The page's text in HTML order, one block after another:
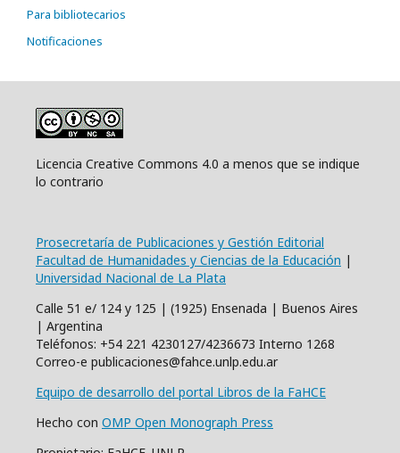
Para bibliotecarios
Notificaciones
Licencia Creative Commons 4.0 a menos que se indique
lo contrario
Prosecretaría de Publicaciones y Gestión Editorial
Facultad de Humanidades y Ciencias de la Educación |
Universidad Nacional de La Plata
Calle 51 e/ 124 y 125 | (1925) Ensenada | Buenos Aires
| Argentina
Teléfonos: +54 221 4230127/4236673 Interno 1268
Correo-e publicaciones@fahce.unlp.edu.ar
Equipo de desarrollo del portal Libros de la FaHCE
Hecho con OMP Open Monograph Press